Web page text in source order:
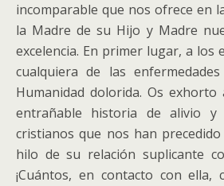
incomparable que nos ofrece en
la Madre de su Hijo y Madre
excelencia. En primer lugar, a los
cualquiera de las
Humanidad dolorida. Os
entrañable historia de alivio y
cristianos que nos han
hilo de su relación suplicante
¡Cuántos, en contacto con ella,